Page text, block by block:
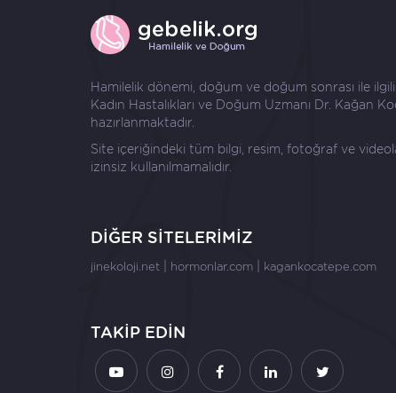
Hamilelik dönemi, doğum ve doğum sonrası ile
Kadın Hastalıkları ve Doğum Uzmanı Dr. Kağan
hazırlanmaktadır.
Site içeriğindeki tüm bilgi, resim, fotoğraf ve
izinsiz kullanılmamalıdır.
DİĞER SİTELERİMİZ
jinekoloji.net hormonlar.com kagankocatepe.com
TAKİP EDİN